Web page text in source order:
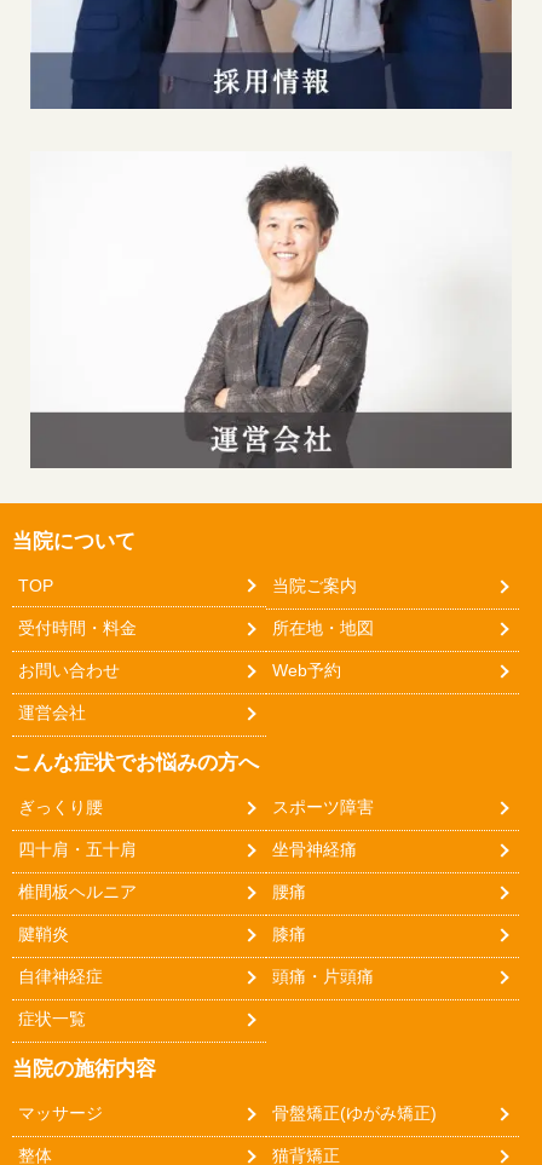
当院について
TOP 当院ご案内
受付時間・料金 所在地・地図
お問い合わせ Web予約
運営会社
こんな症状でお悩みの方へ
ぎっくり腰 スポーツ障害
四十肩・五十肩 坐骨神経痛
椎間板ヘルニア 腰痛
腱鞘炎 膝痛
自律神経症 頭痛・片頭痛
症状一覧
当院の施術内容
マッサージ 骨盤矯正(ゆがみ矯正)
整体 猫背矯正